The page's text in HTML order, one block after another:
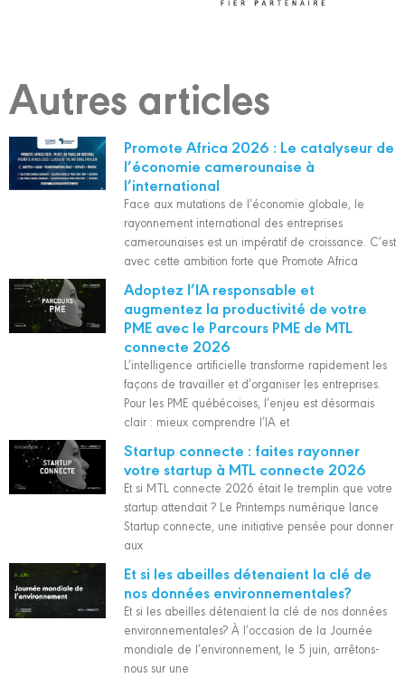
Autres articles
Promote Africa 2026 : Le catalyseur de
l’économie camerounaise à
l’international
Face aux mutations de l’économie globale, le
rayonnement international des entreprises
camerounaises est un impératif de croissance. C’est
avec cette ambition forte que Promote Africa
Adoptez l’IA responsable et
augmentez la productivité de votre
PME avec le Parcours PME de MTL
connecte 2026
L’intelligence artificielle transforme rapidement les
façons de travailler et d’organiser les entreprises.
Pour les PME québécoises, l’enjeu est désormais
clair : mieux comprendre l’IA et
Startup connecte : faites rayonner
votre startup à MTL connecte 2026
Et si MTL connecte 2026 était le tremplin que votre
startup attendait ? Le Printemps numérique lance
Startup connecte, une initiative pensée pour donner
aux
Et si les abeilles détenaient la clé de
nos données environnementales?
Et si les abeilles détenaient la clé de nos données
environnementales? À l’occasion de la Journée
mondiale de l’environnement, le 5 juin, arrêtons-
nous sur une